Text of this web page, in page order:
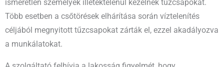
ismeretlen személyek illetéktelenül kezelnek tűzcsapokat.
Több esetben a csőtörések elhárítása során víztelenítés
céljából megnyitott tűzcsapokat zárták el, ezzel akadályozva
a munkálatokat.